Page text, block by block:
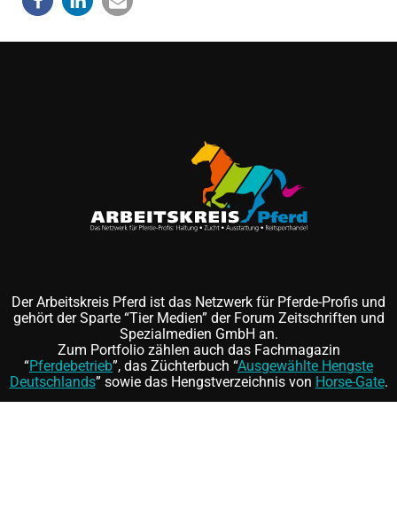
Der Arbeitskreis Pferd ist das Netzwerk für Pferde-Profis und
gehört der Sparte “Tier Medien” der Forum Zeitschriften und
Spezialmedien GmbH an.
Zum Portfolio zählen auch das Fachmagazin
“Pferdebetrieb”, das Züchterbuch “Ausgewählte Hengste
Deutschlands” sowie das Hengstverzeichnis von Horse-Gate.